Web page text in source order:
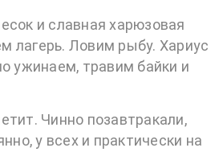
и славная харюзовая
лагерь. Ловим рыбу. Хариус
ужинаем, травим байки и
Чинно позавтракали,
у всех и практически на